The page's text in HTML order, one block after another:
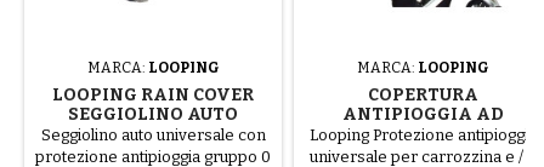
MARCA: LOOPING
LOOPING RAIN COVER
SEGGIOLINO AUTO
UNIVERSALE GRUPPO 0
Seggiolino auto universale con
protezione antipioggia gruppo 0
MARCA: LOOPING
COPERTURA
ANTIPIOGGIA AD
ANELLO PER NAVICELLA
UNIVERSALE
Looping Protezione antipioggia
universale per carrozzina e / o